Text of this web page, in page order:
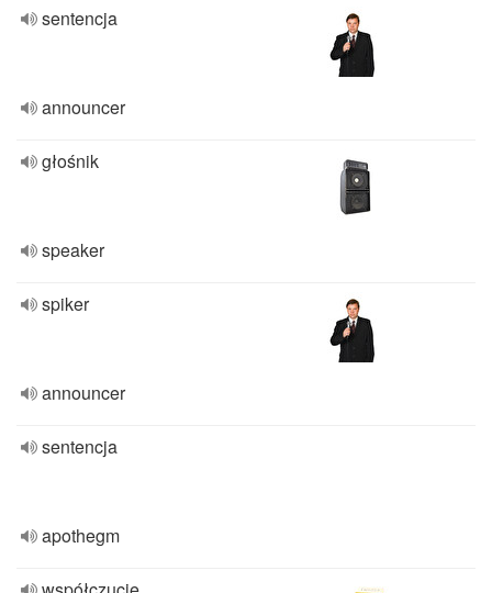
sentencja
announcer
głośnik
speaker
spiker
announcer
sentencja
apothegm